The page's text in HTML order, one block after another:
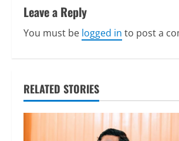
n
i
Leave a Reply
You must be logged in to post a
RELATED STORIES